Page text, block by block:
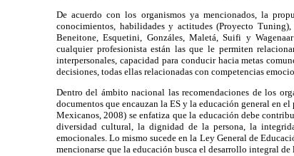
De acuerdo con los organismos ya mencionados, la
conocimientos, habilidades y actitudes (Proyecto
Beneitone, Esquetini, Gonzáles, Maletá, Suifi y
cualquier profesionista están las que le permiten
interpersonales, capacidad para conducir hacia metas
decisiones, todas ellas relacionadas con competencias
Dentro del ámbito nacional las recomendaciones de los
documentos que encauzan la ES y la educación general en
Mexicanos, 2008) se enfatiza que la educación debe
diversidad cultural, la dignidad de la persona, la
emocionales. Lo mismo sucede en la Ley General de
mencionarse que la educación busca el desarrollo integral de